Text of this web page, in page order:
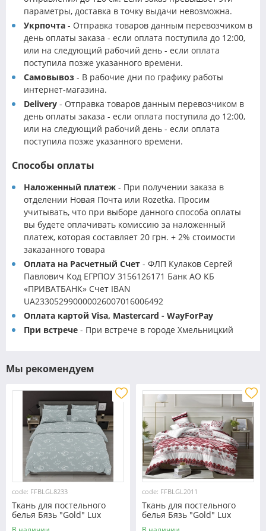
параметры, доставка в точку выдачи невозможна.
Укрпочта - Отправка товаров данным перевозчиком в
день оплаты заказа - если оплата поступила до 12:00,
или на следующий рабочий день - если оплата
поступила позже указанного времени.
Самовывоз - В рабочие дни по графику работы
интернет-магазина.
Delivery - Отправка товаров данным перевозчиком в
день оплаты заказа - если оплата поступила до 12:00,
или на следующий рабочий день - если оплата
поступила позже указанного времени.
Способы оплаты
Наложенный платеж - При получении заказа в
отделении Новая Почта или Rozetka. Просим
учитывать, что при выборе данного способа оплаты
вы будете оплачивать комиссию за наложенный
платеж, которая составляет 20 грн. + 2% стоимости
заказанного товара
Оплата на Расчетный Счет - ФЛП Кулаков Сергей
Павлович Код ЕГРПОУ 3156126171 Банк АО КБ
«ПРИВАТБАНК» Счет IBAN
UA233052990000026007016006492
Оплата картой Visa, Mastercard - WayForPay
При встрече - При встрече в городе Хмельницкий
Мы рекомендуем
code: FFBLGL8233
Ткань для постельного
белья Бязь "Gold" Lux
GL8233
code: FFBLGL2011
Ткань для постельного
белья Бязь "Gold" Lux
"Украинский орнамент"